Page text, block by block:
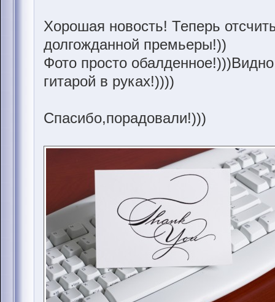
Хорошая новость! Теперь
долгожданной премьеры!))
Фото просто
гитарой в руках!))))
Спасибо,порадовали!)))